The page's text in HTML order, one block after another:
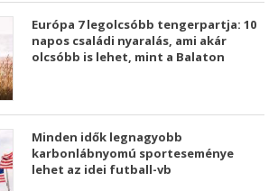
Európa 7 legolcsóbb tengerpartja: 10
napos családi nyaralás, ami akár
olcsóbb is lehet, mint a Balaton
Minden idők legnagyobb
karbonlábnyomú sporteseménye
lehet az idei futball-vb